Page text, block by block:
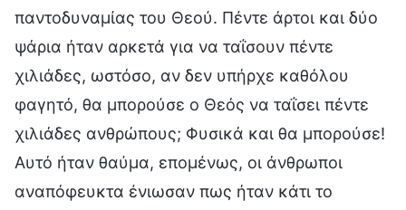
παντοδυναμίας του Θεού. Πέντε άρτοι και δύο
ψάρια ήταν αρκετά για να ταΐσουν πέντε
χιλιάδες, ωστόσο, αν δεν υπήρχε καθόλου
φαγητό, θα μπορούσε ο Θεός να ταΐσει πέντε
χιλιάδες ανθρώπους; Φυσικά και θα μπορούσε!
Αυτό ήταν θαύμα, επομένως, οι άνθρωποι
αναπόφευκτα ένιωσαν πως ήταν κάτι το